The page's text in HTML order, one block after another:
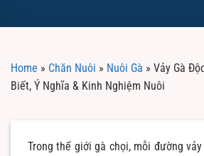
Home » Chăn Nuôi » Nuôi Gà » Vảy Gà
Biết, Ý Nghĩa & Kinh Nghiệm Nuôi
Trong thế giới gà chọi, mỗi đường